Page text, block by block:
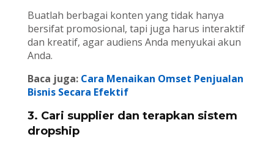
Buatlah berbagai konten yang tidak hanya
bersifat promosional, tapi juga harus interaktif
dan kreatif, agar audiens Anda menyukai akun
Anda.
Baca juga: Cara Menaikan Omset Penjualan
Bisnis Secara Efektif
3. Cari supplier dan terapkan sistem
dropship